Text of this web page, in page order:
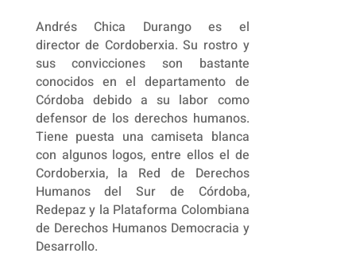
Andrés Chica Durango es el
director de Cordoberxia. Su rostro y
sus convicciones son bastante
conocidos en el departamento de
Córdoba debido a su labor como
defensor de los derechos humanos.
Tiene puesta una camiseta blanca
con algunos logos, entre ellos el de
Cordoberxia, la Red de Derechos
Humanos del Sur de Córdoba,
Redepaz y la Plataforma Colombiana
de Derechos Humanos Democracia y
Desarrollo.